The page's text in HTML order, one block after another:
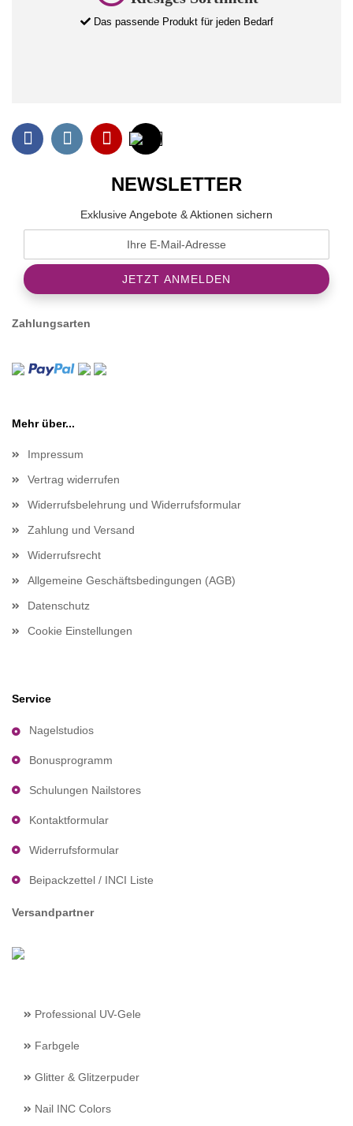
Das passende Produkt für jeden Bedarf
NEWSLETTER
Exklusive Angebote & Aktionen sichern
Zahlungsarten
Mehr über...
Impressum
Vertrag widerrufen
Widerrufsbelehrung und Widerrufsformular
Zahlung und Versand
Widerrufsrecht
Allgemeine Geschäftsbedingungen (AGB)
Datenschutz
Cookie Einstellungen
Service
Nagelstudios
Bonusprogramm
Schulungen Nailstores
Kontaktformular
Widerrufsformular
Beipackzettel / INCI Liste
Versandpartner
Professional UV-Gele
Farbgele
Glitter & Glitzerpuder
Nail INC Colors